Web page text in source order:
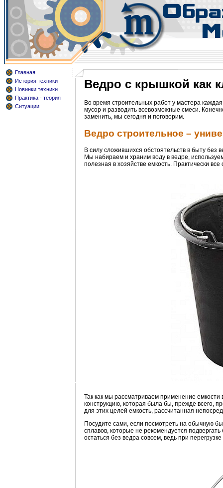
Главная
История техники
Новинки техники
Практика - теория
Ситуации
Ведро с крышкой как
Во время строительных работ у мастера
мусор и разводить всевозможные смеси.
заменить, мы сегодня и поговорим.
Ведро строительное –
В силу сложившихся обстоятельств в быту без
Мы набираем и храним воду в ведре,
полезная в хозяйстве емкость. Практически
Так как мы рассматриваем применение
конструкцию, которая была бы, прежде всего,
для этих целей емкость, рассчитанная
Посудите сами, если посмотреть на обычную
сплавов, которые не рекомендуется
остаться без ведра совсем, ведь при